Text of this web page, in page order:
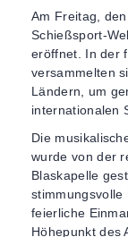
Am Freitag,
Schießsport-
eröffnet. In der
versammelten
Ländern, um
internationalen
Die
wurde von der
Blaskapelle
feierliche
Höhepunkt des